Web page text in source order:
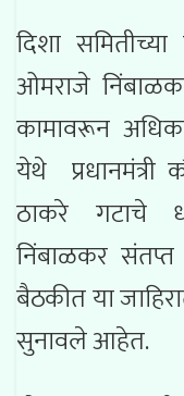
दिशा
ओमराजे
कामावरून
येथे प्रधानमंत्री
ठाकरे गटाचे
निंबाळकर
बैठकीत या
सुनावले आहेत.